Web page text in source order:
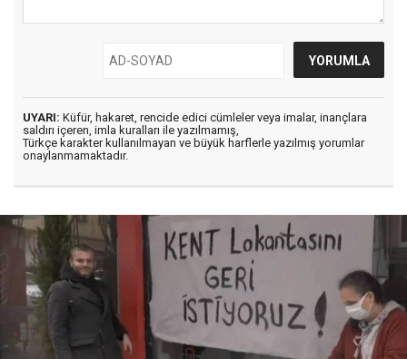
UYARI: Küfür, hakaret, rencide edici cümleler veya imalar, inançlara
saldırı içeren, imla kuralları ile yazılmamış,
Türkçe karakter kullanılmayan ve büyük harflerle yazılmış yorumlar
onaylanmamaktadır.